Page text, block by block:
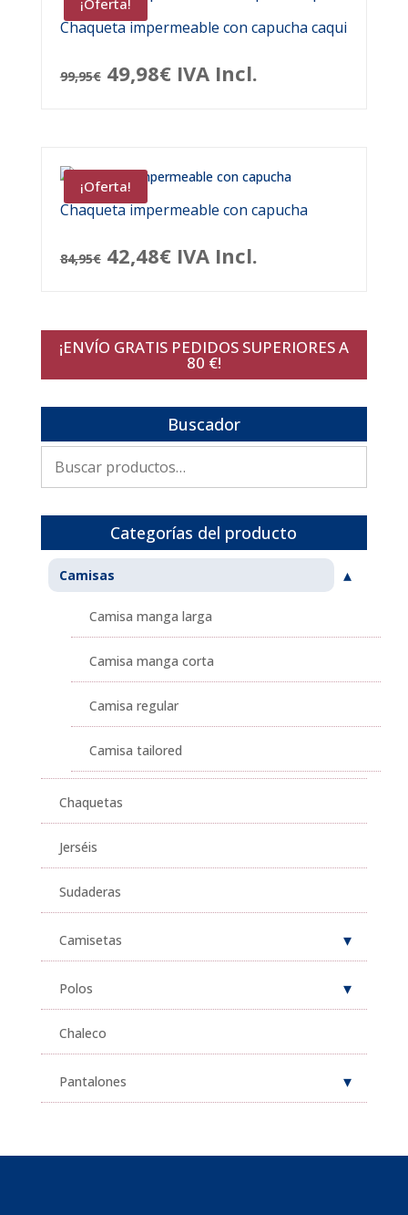
¡Oferta!
Chaqueta impermeable con capucha caqui
99,95€ El
era:
99,95€.
49,98€El
es:
49,98€.
IVA Incl.
¡Oferta!
Chaqueta impermeable con capucha
84,95€ El
era:
42,48€El
es:
IVA Incl.
¡ENVÍO GRATIS PEDIDOS SUPERIORES A
80 €!
Buscador
por:
Categorías del producto
Camisas
Camisa manga larga
Camisa manga corta
Camisa regular
Camisa tailored
Chaquetas
Jerséis
Sudaderas
Camisetas
Polos
Chaleco
Pantalones